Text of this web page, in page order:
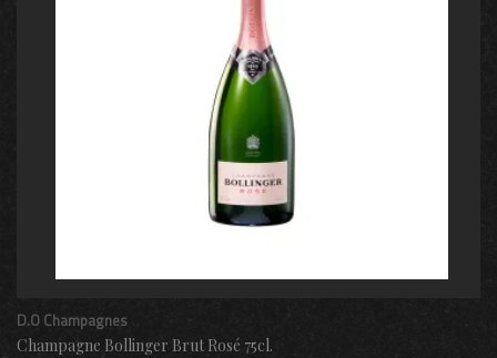
D.O Champagnes
Champagne Bollinger Brut Rosé 75cl.